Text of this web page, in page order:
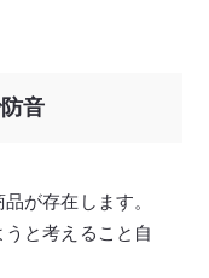
音
が存在します。
と考えること自